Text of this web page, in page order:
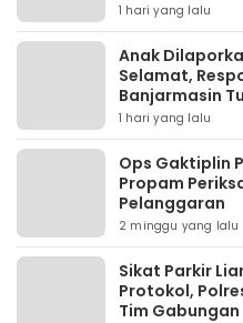
1 hari yang lalu
Anak
Selamat,
Banjarmasin
1 hari yang lalu
Ops Gaktiplin
Propam
Pelanggaran
2 minggu yang lalu
Sikat Parkir
Protokol,
Tim Gabungan